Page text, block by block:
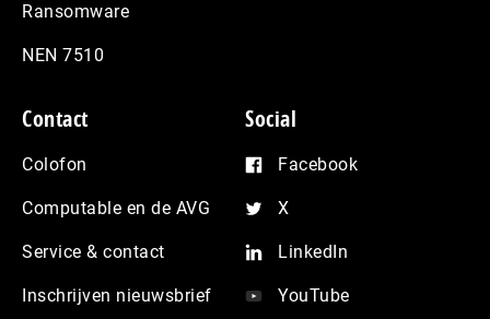
Ransomware
NEN 7510
Contact
Colofon
Computable en de AVG
Service & contact
Inschrijven nieuwsbrief
Social
Facebook
X
LinkedIn
YouTube